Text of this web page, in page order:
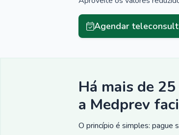
Agendar
Há mais de
a Medprev
O princípio é simples: pague